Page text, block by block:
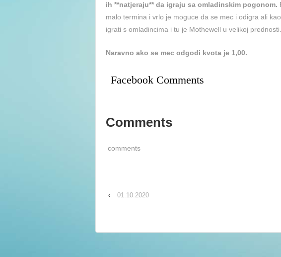
ih **natjeraju** da igraju sa omladinskim pogonom.
malo termina i vrlo je moguce da se mec i odigra ali
igrati s omladincima i tu je Mothewell u velikoj prednosti.
Naravno ako se mec odgodi kvota je 1,00.
Facebook Comments
Comments
comments
‹ 01.10.2020